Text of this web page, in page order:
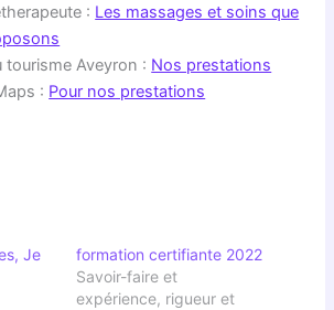
: Les massages et soins que
tourisme Aveyron : Nos prestations
: Pour nos prestations
Je
formation certifiante 2022
Savoir-faire et
expérience, rigueur et